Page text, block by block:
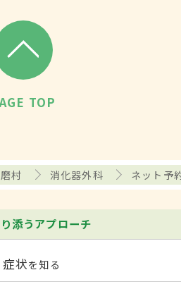
TOP
村 消化器外科 ネット予
添うアプローチ
症状を知る